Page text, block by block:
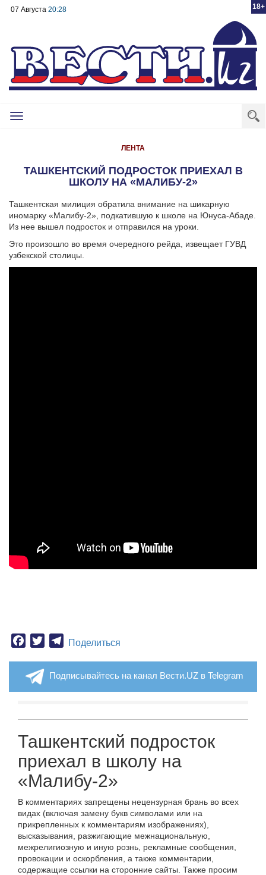
18+
07 Августа 20:28
Toggle
ЛЕНТА
ТАШКЕНТСКИЙ ПОДРОСТОК ПРИЕХАЛ В
ШКОЛУ НА «МАЛИБУ-2»
Ташкентская милиция обратила внимание на шикарную
иномарку «Малибу-2», подкатившую к школе на Юнуса-Абаде.
Из нее вышел подросток и отправился на уроки.
Это произошло во время очередного рейда, извещает ГУВД
узбекской столицы.
Facebook
TwitterTelegram
Поделиться
Подписывайтесь на канал Вести.UZ в Telegram
Ташкентский подросток
приехал в школу на
«Малибу-2»
В комментариях запрещены нецензурная брань во всех
видах (включая замену букв символами или на
прикрепленных к комментариям изображениях),
высказывания, разжигающие межнациональную,
межрелигиозную и иную рознь, рекламные сообщения,
провокации и оскорбления, а также комментарии,
содержащие ссылки на сторонние сайты. Также просим